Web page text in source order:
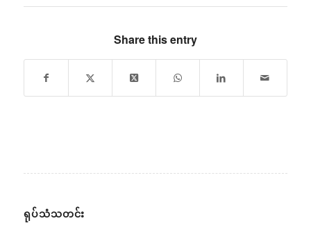
Share this entry
ရုပ်သံသတင်း